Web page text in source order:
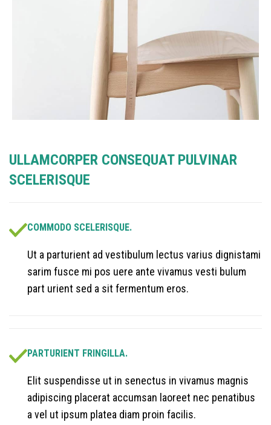
ULLAMCORPER CONSEQUAT PULVINAR
SCELERISQUE
COMMODO SCELERISQUE.
Ut a parturient ad vestibulum lectus varius dignistami
sarim fusce mi pos uere ante vivamus vesti bulum
part urient sed a sit fermentum eros.
PARTURIENT FRINGILLA.
Elit suspendisse ut in senectus in vivamus magnis
adipiscing placerat accumsan laoreet nec penatibus
a vel ut ipsum platea diam proin facilis.